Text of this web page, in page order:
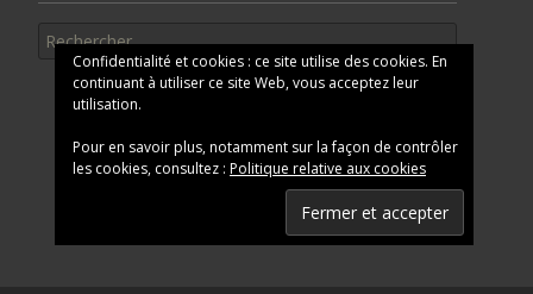
Confidentialité et cookies : ce site utilise des cookies. En
continuant à utiliser ce site Web, vous acceptez leur
utilisation.
Pour en savoir plus, notamment sur la façon de contrôler
les cookies, consultez : Politique relative aux cookies